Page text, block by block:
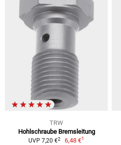
TRW
Hohlschraube Bremsleitung
UVP 7,20 €2 6,48 €1